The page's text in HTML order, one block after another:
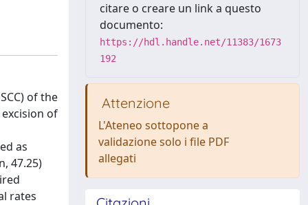
of the
of
as
47.25)
rates
citare o creare un link a questo
documento:
https://hdl.handle.net/11383/1673
192
Attenzione
L'Ateneo sottopone a
validazione solo i file PDF
allegati